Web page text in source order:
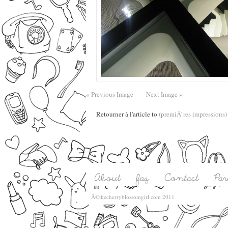
« Previous Image Next Image »
Retourner à l'article to (premiÃ¨res impressions)
Â©thecherryblossomgirl.com 2011